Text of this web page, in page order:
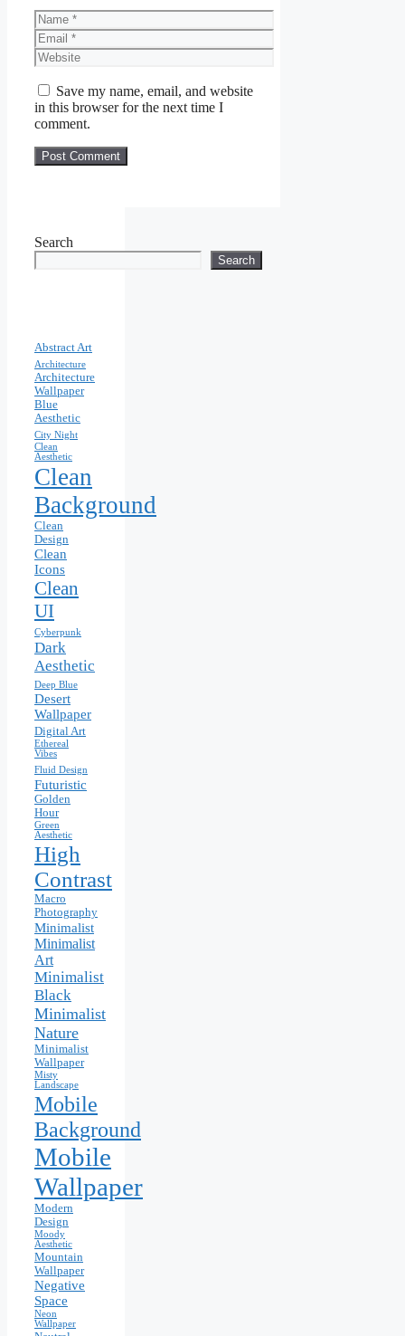
Name
Email
Website
Save my name, email, and website
in this browser for the next time I
comment.
Search
Search
Abstract Art
Architecture
Architecture
Wallpaper
Blue
Aesthetic
City Night
Clean
Aesthetic
Clean
Background
Clean
Design
Clean
Icons
Clean
UI
Cyberpunk
Dark
Aesthetic
Deep Blue
Desert
Wallpaper
Digital Art
Ethereal
Vibes
Fluid Design
Futuristic
Golden
Hour
Green
Aesthetic
High
Contrast
Macro
Photography
Minimalist
Minimalist
Art
Minimalist
Black
Minimalist
Nature
Minimalist
Wallpaper
Misty
Landscape
Mobile
Background
Mobile
Wallpaper
Modern
Design
Moody
Aesthetic
Mountain
Wallpaper
Negative
Space
Neon
Wallpaper